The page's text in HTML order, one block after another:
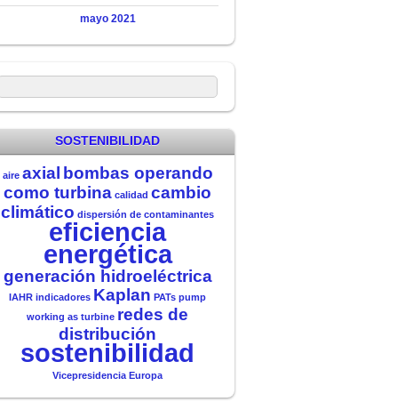
mayo 2021
SOSTENIBILIDAD
aire axial bombas operando
como turbina calidad cambio
climático dispersión de contaminantes
eficiencia
energética
generación hidroeléctrica
IAHR indicadores Kaplan PATs pump
working as turbine redes de
distribución
sostenibilidad
Vicepresidencia Europa